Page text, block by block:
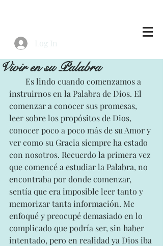
Log In
Vivir en su Palabra
instruirnos en la Palabra de Dios. El
comenzar a conocer sus promesas,
leer sobre los propósitos de Dios,
conocer poco a poco más de su Amor y
ver como su Gracia siempre ha estado
con nosotros. Recuerdo la primera vez
que comencé a estudiar la Palabra, no
encontraba por donde comenzar,
sentía que era imposible leer tanto y
memorizar tanta información. Me
enfoqué y preocupé demasiado en lo
complicado que podría ser, sin haber
intentado, pero en realidad ya Dios iba